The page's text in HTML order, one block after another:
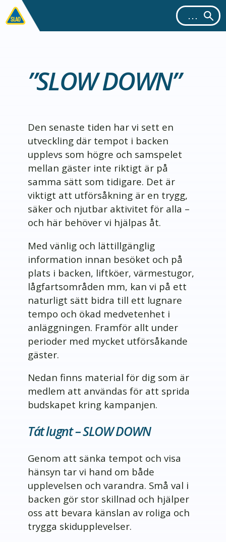
”SLOW DOWN”
Den senaste tiden har vi sett en
utveckling där tempot i backen
upplevs som högre och samspelet
mellan gäster inte riktigt är på
samma sätt som tidigare. Det är
viktigt att utförsåkning är en trygg,
säker och njutbar aktivitet för alla –
och här behöver vi hjälpas åt.
Med vänlig och lättillgänglig
information innan besöket och på
plats i backen, liftköer, värmestugor,
lågfartsområden mm, kan vi på ett
naturligt sätt bidra till ett lugnare
tempo och ökad medvetenhet i
anläggningen. Framför allt under
perioder med mycket utförsåkande
gäster.
Nedan finns material för dig som är
medlem att användas för att sprida
budskapet kring kampanjen.
Ta´t lugnt – SLOW DOWN
Genom att sänka tempot och visa
hänsyn tar vi hand om både
upplevelsen och varandra. Små val i
backen gör stor skillnad och hjälper
oss att bevara känslan av roliga och
trygga skidupplevelser.